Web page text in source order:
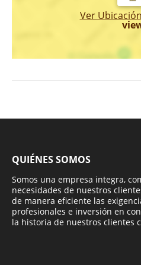
Ver Ubicación
QUIÉNES SOMOS
Somos una empresa integra,
necesidades de nuestros
de manera eficiente las
profesionales e inversión en
la historia de nuestros clientes